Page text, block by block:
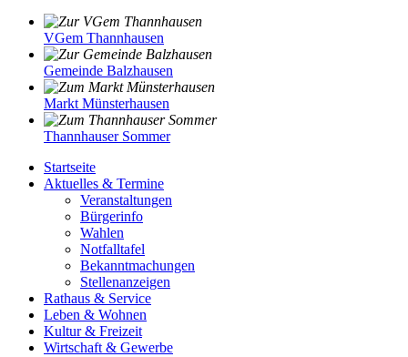
VGem Thannhausen
Gemeinde Balzhausen
Markt Münsterhausen
Thannhauser Sommer
Startseite
Aktuelles & Termine
Veranstaltungen
Bürgerinfo
Wahlen
Notfalltafel
Bekanntmachungen
Stellenanzeigen
Rathaus & Service
Leben & Wohnen
Kultur & Freizeit
Wirtschaft & Gewerbe